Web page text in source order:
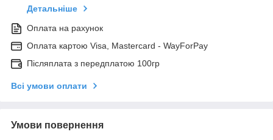
Детальніше
Оплата на рахунок
Оплата картою Visa, Mastercard - WayForPay
Післяплата з передплатою 100гр
Всі умови оплати
Умови повернення